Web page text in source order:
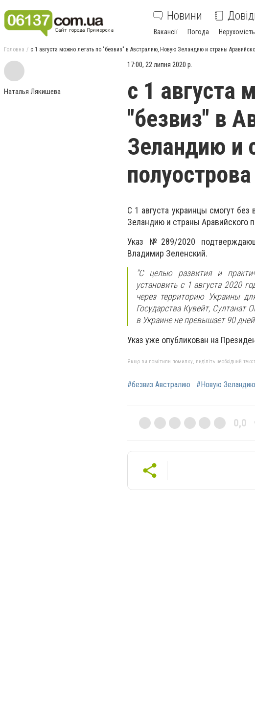
Новини
Вакансії Погода Нерухомість
Головна с 1 августа можно летать по "безвиз" в Австралию, Новую Зеландию и страны
Наталья Лякишева
17:00, 22 липня 2020 р.
с 1 августа
"безвиз" в
Зеландию и
полуострова
С 1 августа украинцы смогут
Зеландию и страны Аравийского
Указ №289/2020
Владимир Зеленский.
"С целью развития и
установить с 1 августа 2020
через территорию Украины
Государства Кувейт, Султанат
в Украине не превышает 90
Указ уже опубликован на
Якщо ви помітили помилку, виділіть необхідний
#безвиз Австралию #Новую Зеландию
0,0